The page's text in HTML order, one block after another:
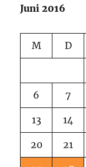
Juni 2016
M D
6 7
13 14
20 21